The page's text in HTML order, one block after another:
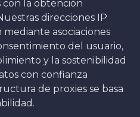
con la obtención
direcciones IP
asociaciones
del usuario,
y la sostenibilidad
con confianza
de proxies se basa